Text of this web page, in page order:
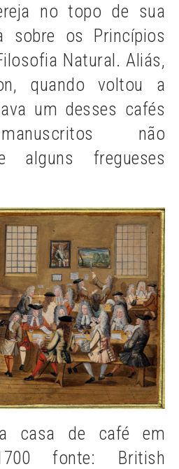
no topo de sua
sobre os Princípios
Natural. Aliás,
quando voltou a
um desses cafés
não
alguns fregueses
casa de café em
fonte: British